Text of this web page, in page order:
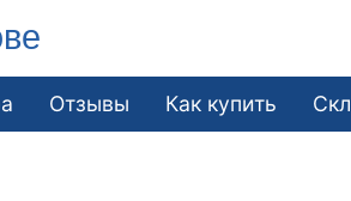
Отзывы Как купить